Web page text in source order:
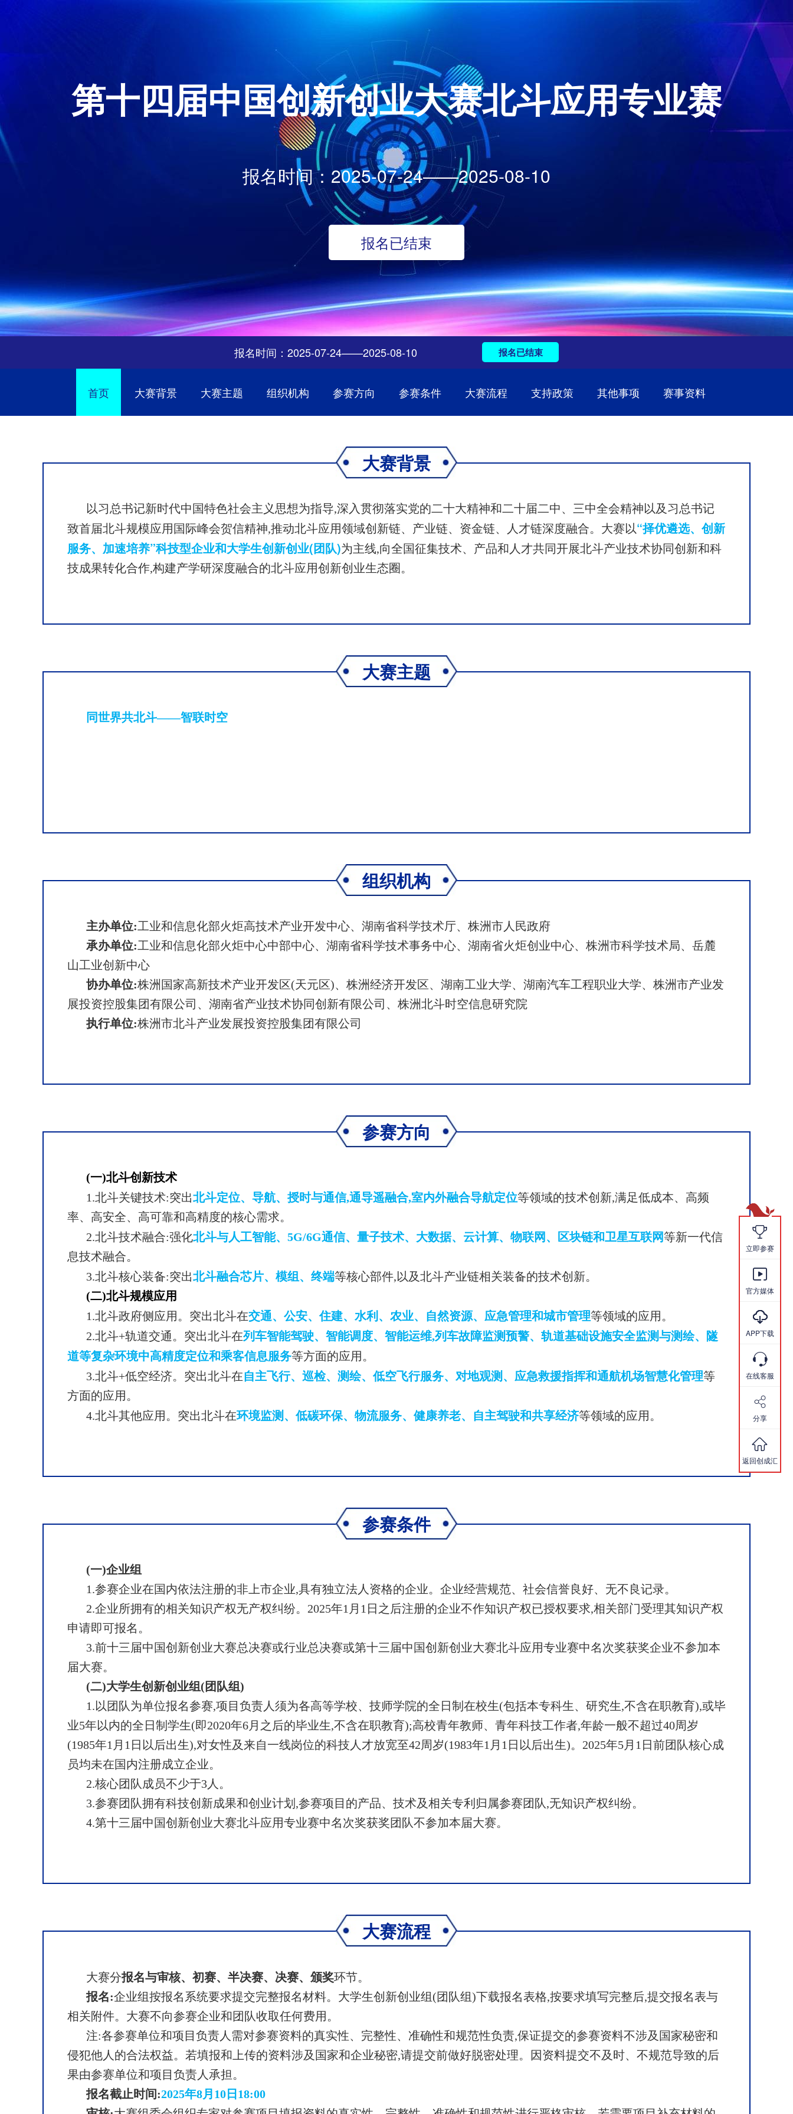

立即参赛

官方媒体

APP下载

在线客服

分享

返回创成汇
第十四届中国创新创业大赛北斗应用专业赛
报名时间：2025-07-24——2025-08-10
报名已结束
报名时间：2025-07-24——2025-08-10 报名已结束
首页 大赛背景 大赛主题 组织机构 参赛方向 参赛条件 大赛流程 支持政策 其他事项 赛事资料
大赛背景
以习总书记新时代中国特色社会主义思想为指导,深入贯彻落实党的二十大精神和二十届二中、三中全会精神以及习总书记
致首届北斗规模应用国际峰会贺信精神,推动北斗应用领域创新链、产业链、资金链、人才链深度融合。大赛以“择优遴选、创新
服务、加速培养”科技型企业和大学生创新创业(团队)为主线,向全国征集技术、产品和人才共同开展北斗产业技术协同创新和科
技成果转化合作,构建产学研深度融合的北斗应用创新创业生态圈。
大赛主题
同世界共北斗——智联时空
组织机构
主办单位:工业和信息化部火炬高技术产业开发中心、湖南省科学技术厅、株洲市人民政府
承办单位:工业和信息化部火炬中心中部中心、湖南省科学技术事务中心、湖南省火炬创业中心、株洲市科学技术局、岳麓
山工业创新中心
协办单位:株洲国家高新技术产业开发区(天元区)、株洲经济开发区、湖南工业大学、湖南汽车工程职业大学、株洲市产业发
展投资控股集团有限公司、湖南省产业技术协同创新有限公司、株洲北斗时空信息研究院
执行单位:株洲市北斗产业发展投资控股集团有限公司
参赛方向
(一)北斗创新技术
1.北斗关键技术:突出北斗定位、导航、授时与通信,通导遥融合,室内外融合导航定位等领域的技术创新,满足低成本、高频
率、高安全、高可靠和高精度的核心需求。
2.北斗技术融合:强化北斗与人工智能、5G/6G通信、量子技术、大数据、云计算、物联网、区块链和卫星互联网等新一代信
息技术融合。
3.北斗核心装备:突出北斗融合芯片、模组、终端等核心部件,以及北斗产业链相关装备的技术创新。
(二)北斗规模应用
1.北斗政府侧应用。突出北斗在交通、公安、住建、水利、农业、自然资源、应急管理和城市管理等领域的应用。
2.北斗+轨道交通。突出北斗在列车智能驾驶、智能调度、智能运维,列车故障监测预警、轨道基础设施安全监测与测绘、隧
道等复杂环境中高精度定位和乘客信息服务等方面的应用。
3.北斗+低空经济。突出北斗在自主飞行、巡检、测绘、低空飞行服务、对地观测、应急救援指挥和通航机场智慧化管理等
方面的应用。
4.北斗其他应用。突出北斗在环境监测、低碳环保、物流服务、健康养老、自主驾驶和共享经济等领域的应用。
参赛条件
(一)企业组
1.参赛企业在国内依法注册的非上市企业,具有独立法人资格的企业。企业经营规范、社会信誉良好、无不良记录。
2.企业所拥有的相关知识产权无产权纠纷。2025年1月1日之后注册的企业不作知识产权已授权要求,相关部门受理其知识产权
申请即可报名。
3.前十三届中国创新创业大赛总决赛或行业总决赛或第十三届中国创新创业大赛北斗应用专业赛中名次奖获奖企业不参加本
届大赛。
(二)大学生创新创业组(团队组)
1.以团队为单位报名参赛,项目负责人须为各高等学校、技师学院的全日制在校生(包括本专科生、研究生,不含在职教育),或毕
业5年以内的全日制学生(即2020年6月之后的毕业生,不含在职教育);高校青年教师、青年科技工作者,年龄一般不超过40周岁
(1985年1月1日以后出生),对女性及来自一线岗位的科技人才放宽至42周岁(1983年1月1日以后出生)。2025年5月1日前团队核心成
员均未在国内注册成立企业。
2.核心团队成员不少于3人。
3.参赛团队拥有科技创新成果和创业计划,参赛项目的产品、技术及相关专利归属参赛团队,无知识产权纠纷。
4.第十三届中国创新创业大赛北斗应用专业赛中名次奖获奖团队不参加本届大赛。
大赛流程
大赛分报名与审核、初赛、半决赛、决赛、颁奖环节。
报名:企业组按报名系统要求提交完整报名材料。大学生创新创业组(团队组)下载报名表格,按要求填写完整后,提交报名表与
相关附件。大赛不向参赛企业和团队收取任何费用。
注:各参赛单位和项目负责人需对参赛资料的真实性、完整性、准确性和规范性负责,保证提交的参赛资料不涉及国家秘密和
侵犯他人的合法权益。若填报和上传的资料涉及国家和企业秘密,请提交前做好脱密处理。因资料提交不及时、不规范导致的后
果由参赛单位和项目负责人承担。
报名截止时间:2025年8月10日18:00